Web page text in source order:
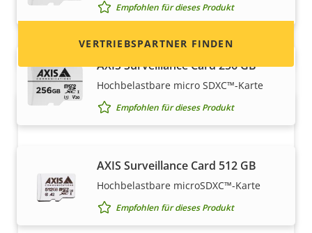
Empfohlen für dieses Produkt
AXIS Surveillance Card 256 GB
Hochbelastbare micro SDXC™-Karte
Empfohlen für dieses Produkt
AXIS Surveillance Card 512 GB
Hochbelastbare microSDXC™-Karte
Empfohlen für dieses Produkt
VERTRIEBSPARTNER FINDEN
Partner werden